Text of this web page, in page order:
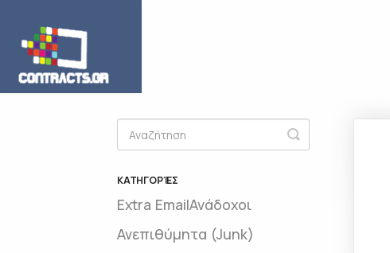
Toggle
Search
ΚΑΤΗΓΟΡΊΕΣ
Extra EmailΑνάδοχοι
Ανεπιθύμητα (Junk)